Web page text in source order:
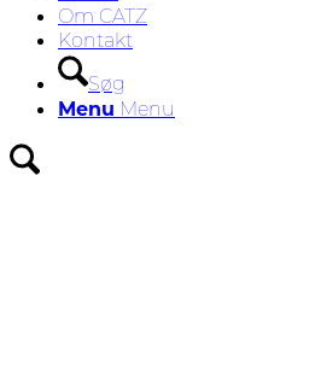
Om CATZ
Kontakt
Søg
Menu Menu